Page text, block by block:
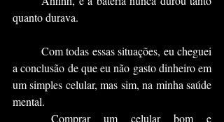
quanto durava.
a conclusão de que eu não gasto dinheiro em
um simples celular, mas sim, na minha saúde
mental.